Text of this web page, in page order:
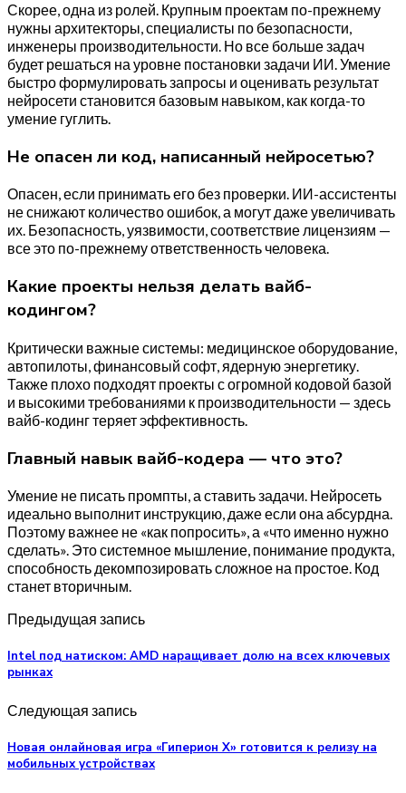
Скорее, одна из ролей. Крупным проектам по-прежнему
нужны архитекторы, специалисты по безопасности,
инженеры производительности. Но все больше задач
будет решаться на уровне постановки задачи ИИ. Умение
быстро формулировать запросы и оценивать результат
нейросети становится базовым навыком, как когда-то
умение гуглить.
Не опасен ли код, написанный нейросетью?
Опасен, если принимать его без проверки. ИИ-ассистенты
не снижают количество ошибок, а могут даже увеличивать
их. Безопасность, уязвимости, соответствие лицензиям —
все это по-прежнему ответственность человека.
Какие проекты нельзя делать вайб-
кодингом?
Критически важные системы: медицинское оборудование,
автопилоты, финансовый софт, ядерную энергетику.
Также плохо подходят проекты с огромной кодовой базой
и высокими требованиями к производительности — здесь
вайб-кодинг теряет эффективность.
Главный навык вайб-кодера — что это?
Умение не писать промпты, а ставить задачи. Нейросеть
идеально выполнит инструкцию, даже если она абсурдна.
Поэтому важнее не «как попросить», а «что именно нужно
сделать». Это системное мышление, понимание продукта,
способность декомпозировать сложное на простое. Код
станет вторичным.
Предыдущая запись
Intel под натиском: AMD наращивает долю на всех ключевых
рынках
Следующая запись
Новая онлайновая игра «Гиперион Х» готовится к релизу на
мобильных устройствах